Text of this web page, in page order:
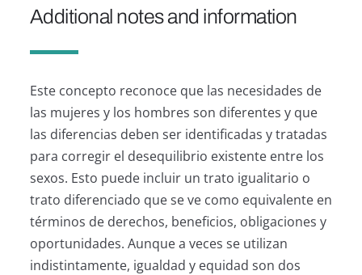
Additional notes and information
Este concepto reconoce que las necesidades de
las mujeres y los hombres son diferentes y que
las diferencias deben ser identificadas y tratadas
para corregir el desequilibrio existente entre los
sexos. Esto puede incluir un trato igualitario o
trato diferenciado que se ve como equivalente en
términos de derechos, beneficios, obligaciones y
oportunidades. Aunque a veces se utilizan
indistintamente, igualdad y equidad son dos